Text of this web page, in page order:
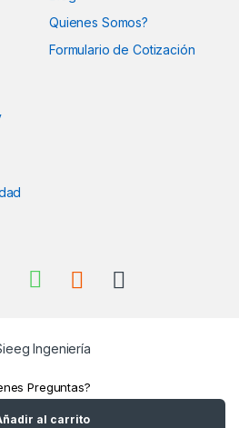
al carrito
Quienes Somos?
Formulario de Cotización
Preguntas?
Llámanos